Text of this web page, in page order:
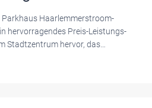
Haarlemmerstroom-
hervorragendes Preis-Leistungs-
Stadtzentrum hervor, das
entfernt ist. Viele schätzen